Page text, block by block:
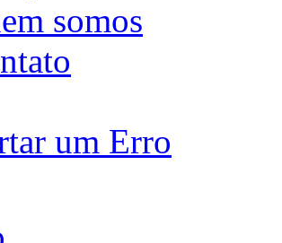
somos
um Erro